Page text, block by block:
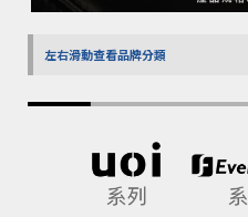
左右滑動查看品牌分類